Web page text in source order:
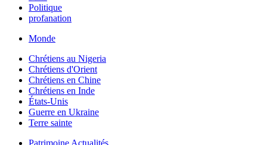
Politique
profanation
Monde
Chrétiens au Nigeria
Chrétiens d'Orient
Chrétiens en Chine
Chrétiens en Inde
États-Unis
Guerre en Ukraine
Terre sainte
Patrimoine Actualités